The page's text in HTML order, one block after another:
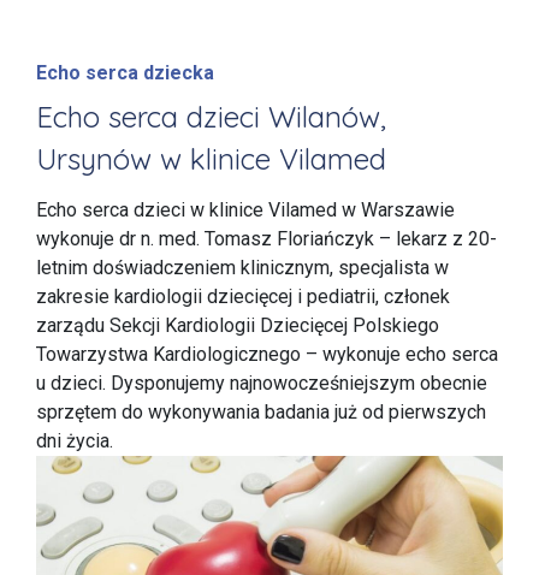
Echo serca dziecka
Echo serca dzieci Wilanów,
Ursynów w klinice Vilamed
Echo serca dzieci w klinice Vilamed w Warszawie
wykonuje dr n. med. Tomasz Floriańczyk – lekarz z 20-
letnim doświadczeniem klinicznym, specjalista w
zakresie kardiologii dziecięcej i pediatrii, członek
zarządu Sekcji Kardiologii Dziecięcej Polskiego
Towarzystwa Kardiologicznego – wykonuje echo serca
u dzieci. Dysponujemy najnowocześniejszym obecnie
sprzętem do wykonywania badania już od pierwszych
dni życia.